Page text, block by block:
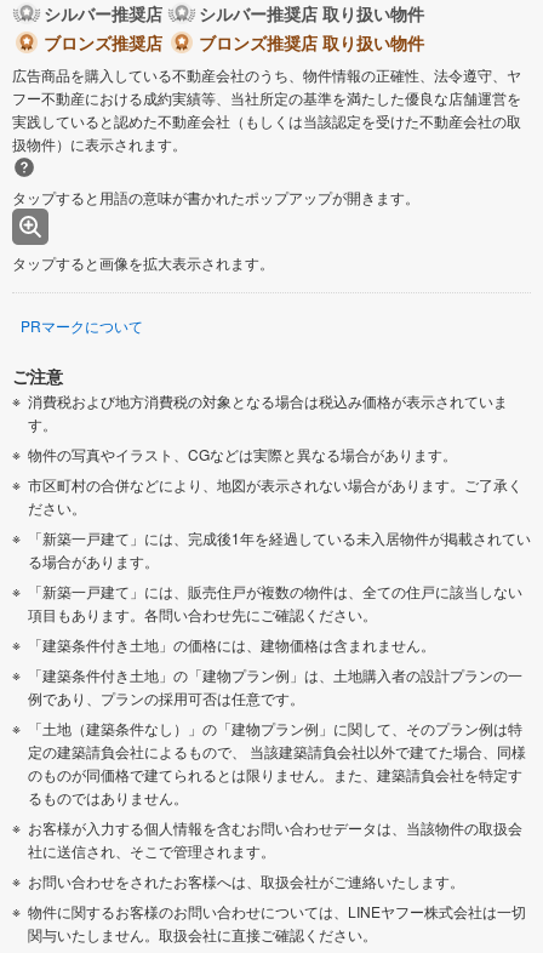
シルバー推奨店
シルバー推奨店 取り扱い物件
ブロンズ推奨店
ブロンズ推奨店 取り扱い物件
広告商品を購入している不動産会社のうち、物件情報の正確性、法令遵守、ヤ
フー不動産における成約実績等、当社所定の基準を満たした優良な店舗運営を
実践していると認めた不動産会社（もしくは当該認定を受けた不動産会社の取
扱物件）に表示されます。
タップすると用語の意味が書かれたポップアップが開きます。
タップすると画像を拡大表示されます。
PRマークについて
ご注意
消費税および地方消費税の対象となる場合は税込み価格が表示されていま
す。
物件の写真やイラスト、CGなどは実際と異なる場合があります。
市区町村の合併などにより、地図が表示されない場合があります。ご了承く
ださい。
「新築一戸建て」には、完成後1年を経過している未入居物件が掲載されてい
る場合があります。
「新築一戸建て」には、販売住戸が複数の物件は、全ての住戸に該当しない
項目もあります。各問い合わせ先にご確認ください。
「建築条件付き土地」の価格には、建物価格は含まれません。
「建築条件付き土地」の「建物プラン例」は、土地購入者の設計プランの一
例であり、プランの採用可否は任意です。
「土地（建築条件なし）」の「建物プラン例」に関して、そのプラン例は特
定の建築請負会社によるもので、 当該建築請負会社以外で建てた場合、同様
のものが同価格で建てられるとは限りません。また、建築請負会社を特定す
るものではありません。
お客様が入力する個人情報を含むお問い合わせデータは、当該物件の取扱会
社に送信され、そこで管理されます。
お問い合わせをされたお客様へは、取扱会社がご連絡いたします。
物件に関するお客様のお問い合わせについては、LINEヤフー株式会社は一切
関与いたしません。取扱会社に直接ご確認ください。